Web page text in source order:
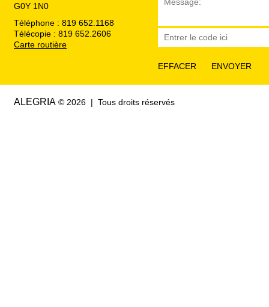
G0Y 1N0
Téléphone : 819 652.1168
Télécopie : 819 652.2606
Carte routière
ALEGRIA © 2026 | Tous droits réservés